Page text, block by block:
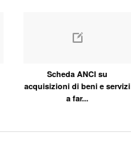
Scheda ANCI su
acquisizioni di beni e servizi
a far...